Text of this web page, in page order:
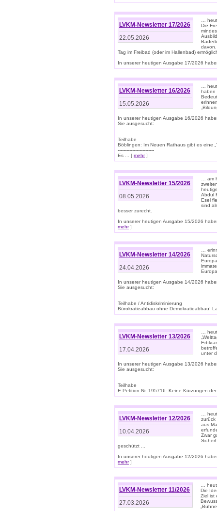
LVKM-Newsletter 17/2026
22.05.2026
…
Die
davon.
Tag im Freibad (oder im Hallenbad)
In unserer heutigen Ausgabe 17/2026
LVKM-Newsletter 16/2026
15.05.2026
…
haben
In unserer heutigen Ausgabe 16/2026
Sie ausgesucht:
Teilhabe
Böblingen: Im Neuen Rathaus gibt es eine
-------------------------
Es ... [ mehr]
LVKM-Newsletter 15/2026
08.05.2026
… am
Abdul
Esel
sind
besser zurecht.
In unserer heutigen Ausgabe 15/2026
mehr]
LVKM-Newsletter 14/2026
24.04.2026
…
In unserer heutigen Ausgabe 14/2026
Sie ausgesucht:
Teilhabe / Antidiskriminierung
Bürokratieabbau ohne Demokratieabbau!
LVKM-Newsletter 13/2026
17.04.2026
…
unter
In unserer heutigen Ausgabe 13/2026
Sie ausgesucht:
Teilhabe
E-Petition Nr. 195716: Keine Kürzungen
LVKM-Newsletter 12/2026
10.04.2026
…
zurück
aus
Zwar
geschützt ...
In unserer heutigen Ausgabe 12/2026
mehr]
LVKM-Newsletter 11/2026
27.03.2026
…
Die
Ziel ist